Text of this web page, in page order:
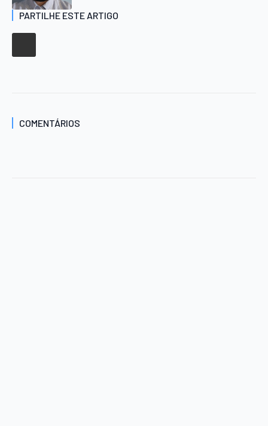
PARTILHE ESTE ARTIGO
COMENTÁRIOS